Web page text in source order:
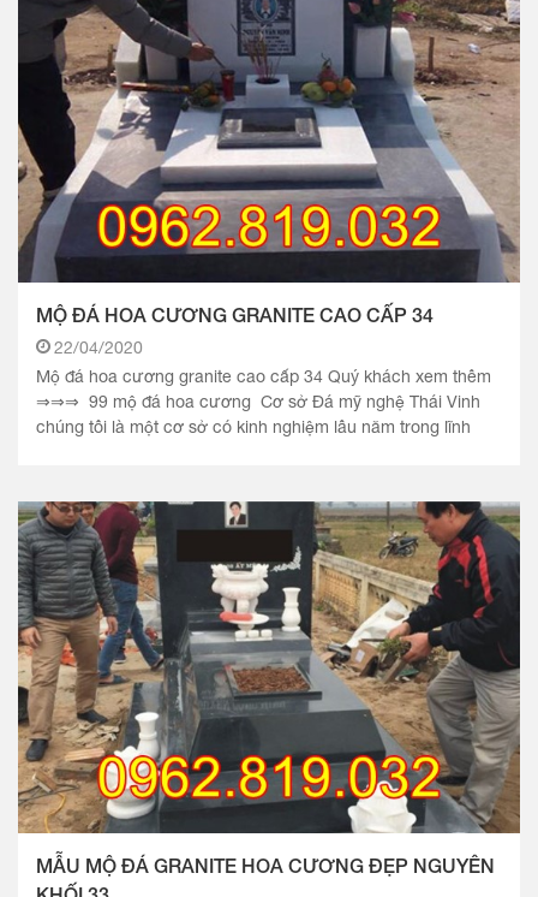
MỘ ĐÁ HOA CƯƠNG GRANITE CAO CẤP 34
22/04/2020
Mộ đá hoa cương granite cao cấp 34 Quý khách xem thêm
⇒⇒⇒ 99 mộ đá hoa cương Cơ sở Đá mỹ nghệ Thái Vinh
chúng tôi là một cơ sở có kinh nghiệm lâu năm trong lĩnh
MẪU MỘ ĐÁ GRANITE HOA CƯƠNG ĐẸP NGUYÊN